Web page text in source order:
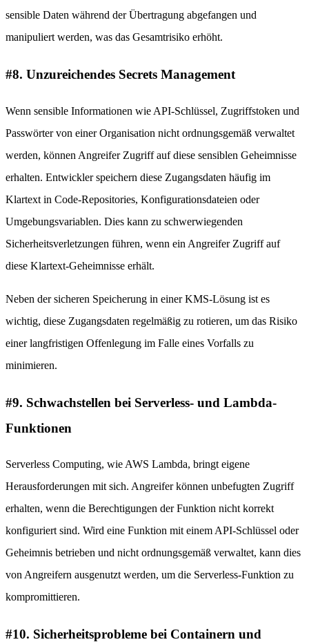
sensible Daten während der Übertragung abgefangen und
manipuliert werden, was das Gesamtrisiko erhöht.
#8. Unzureichendes Secrets Management
Wenn sensible Informationen wie API-Schlüssel, Zugriffstoken und
Passwörter von einer Organisation nicht ordnungsgemäß verwaltet
werden, können Angreifer Zugriff auf diese sensiblen Geheimnisse
erhalten. Entwickler speichern diese Zugangsdaten häufig im
Klartext in Code-Repositories, Konfigurationsdateien oder
Umgebungsvariablen. Dies kann zu schwerwiegenden
Sicherheitsverletzungen führen, wenn ein Angreifer Zugriff auf
diese Klartext-Geheimnisse erhält.
Neben der sicheren Speicherung in einer KMS-Lösung ist es
wichtig, diese Zugangsdaten regelmäßig zu rotieren, um das Risiko
einer langfristigen Offenlegung im Falle eines Vorfalls zu
minimieren.
#9. Schwachstellen bei Serverless- und Lambda-
Funktionen
Serverless Computing, wie AWS Lambda, bringt eigene
Herausforderungen mit sich. Angreifer können unbefugten Zugriff
erhalten, wenn die Berechtigungen der Funktion nicht korrekt
konfiguriert sind. Wird eine Funktion mit einem API-Schlüssel oder
Geheimnis betrieben und nicht ordnungsgemäß verwaltet, kann dies
von Angreifern ausgenutzt werden, um die Serverless-Funktion zu
kompromittieren.
#10. Sicherheitsprobleme bei Containern und